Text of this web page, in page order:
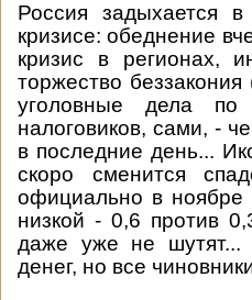
Россия задыхается
кризисе: обеднение
кризис в регионах,
торжество
уголовные дела по
налоговиков, сами, -
в последние день...
скоро сменится
официально в
низкой - 0,6 против
даже уже не шутят...
денег, но все